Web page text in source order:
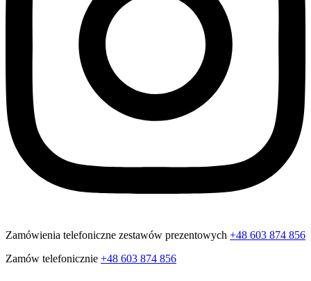
Zamówienia telefoniczne zestawów prezentowych +48 603 874 856
Zamów telefonicznie +48 603 874 856